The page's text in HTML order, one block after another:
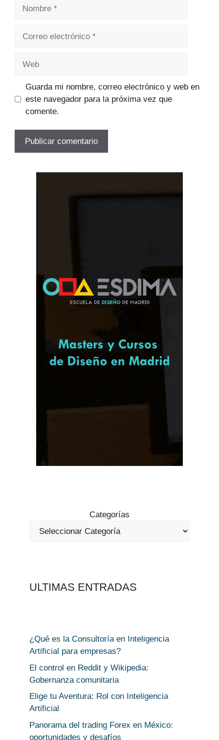
Guarda mi nombre, correo electrónico y web en
este navegador para la próxima vez que
comente.
Categorías
ULTIMAS ENTRADAS
¿Qué es la Consultoría en Inteligencia
Artificial para empresas?
El control en Reddit y Wikipedia:
Gobernanza comunitaria
Elige tu Aventura: Rol con Inteligencia
Artificial
Panorama del trading Forex en México:
oportunidades y desafíos